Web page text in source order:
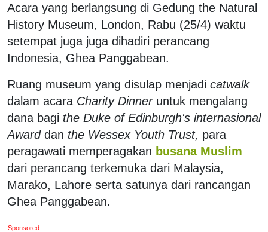
Acara yang berlangsung di Gedung the Natural
History Museum, London, Rabu (25/4) waktu
setempat juga juga dihadiri perancang
Indonesia, Ghea Panggabean.
Ruang museum yang disulap menjadi catwalk
dalam acara Charity Dinner untuk mengalang
dana bagi the Duke of Edinburgh's internasional
Award dan the Wessex Youth Trust, para
peragawati memperagakan busana Muslim
dari perancang terkemuka dari Malaysia,
Marako, Lahore serta satunya dari rancangan
Ghea Panggabean.
Sponsored